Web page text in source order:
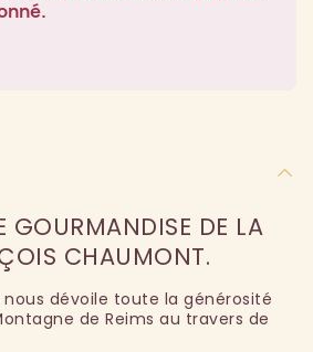
GOURMANDISE DE LA
CHAUMONT.
dévoile toute la générosité
de Reims au travers de